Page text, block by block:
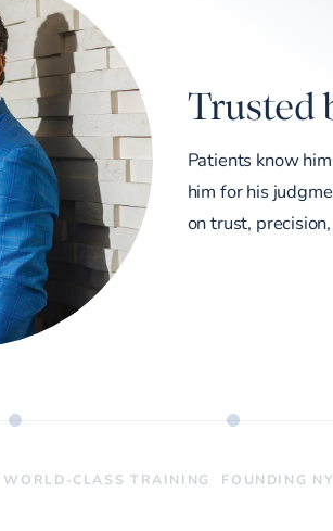
Trusted
Patients know
him for his
on trust,
WORLD-CLASS TRAINING FOUNDING